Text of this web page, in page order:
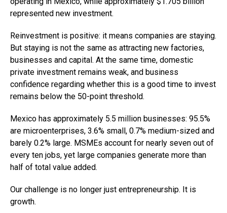
represented new investment.
Reinvestment is positive: it means companies are staying.
But staying is not the same as attracting new factories,
businesses and capital. At the same time, domestic
private investment remains weak, and business
confidence regarding whether this is a good time to invest
remains below the 50-point threshold.
Mexico has approximately 5.5 million businesses: 95.5%
are microenterprises, 3.6% small, 0.7% medium-sized and
barely 0.2% large. MSMEs account for nearly seven out of
every ten jobs, yet large companies generate more than
half of total value added.
Our challenge is no longer just entrepreneurship. It is
growth.